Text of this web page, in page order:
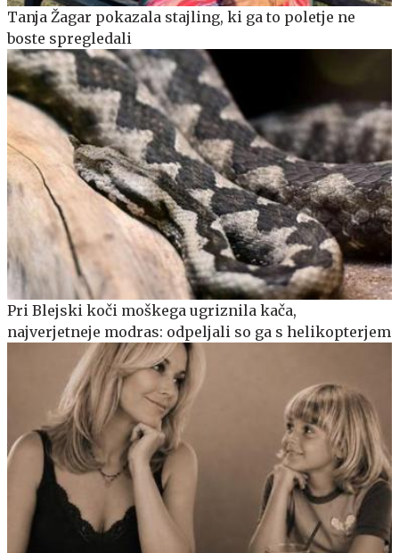
Tanja Žagar pokazala stajling, ki ga to poletje ne
boste spregledali
Pri Blejski koči moškega ugriznila kača,
najverjetneje modras: odpeljali so ga s helikopterjem